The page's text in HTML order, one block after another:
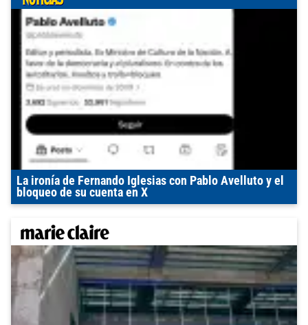
La ironía de Fernando Iglesias con Pablo Avelluto y el
bloqueo de su cuenta en X